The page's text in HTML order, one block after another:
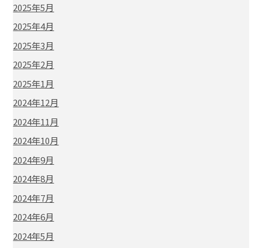
2025年5月
2025年4月
2025年3月
2025年2月
2025年1月
2024年12月
2024年11月
2024年10月
2024年9月
2024年8月
2024年7月
2024年6月
2024年5月